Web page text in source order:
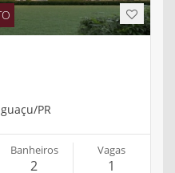
PR
Banheiros
2
Vagas
1